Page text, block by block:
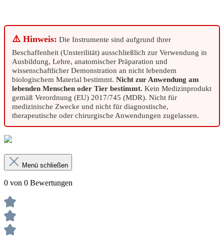
⚠️ Hinweis: Die Instrumente sind aufgrund ihrer
Beschaffenheit (Unsterilität) ausschließlich zur Verwendung in
Ausbildung, Lehre, anatomischer Präparation und
wissenschaftlicher Demonstration an nicht lebendem
biologischem Material bestimmt. Nicht zur Anwendung am
lebenden Menschen oder Tier bestimmt. Kein Medizinprodukt
gemäß Verordnung (EU) 2017/745 (MDR). Nicht für
medizinische Zwecke und nicht für diagnostische,
therapeutische oder chirurgische Anwendungen zugelassen.
Menü schließen
0 von 0 Bewertungen